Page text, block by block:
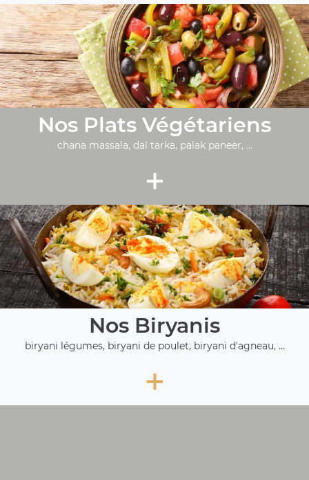
Nos Plats Végétariens
chana massala, dal tarka, palak paneer, ...
+
Nos Biryanis
biryani légumes, biryani de poulet, biryani d'agneau, ...
+